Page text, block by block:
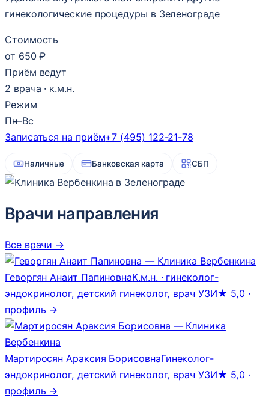
гинекологические процедуры в Зеленограде
Стоимость
от 650 ₽
Приём ведут
2 врача · к.м.н.
Режим
Пн–Вс
Записаться на приём+7 (495) 122-21-78
Наличные Банковская карта СБП
Врачи направления
Все врачи →
Геворгян Анаит ПапиновнаК.м.н. · гинеколог-
эндокринолог, детский гинеколог, врач УЗИ★ 5,0 ·
профиль →
Мартиросян Араксия БорисовнаГинеколог-
эндокринолог, детский гинеколог, врач УЗИ★ 5,0 ·
профиль →